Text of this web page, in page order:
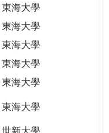
東海大學
東海大學
東海大學
東海大學
東海大學
東海大學
世新大學